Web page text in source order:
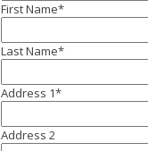
First Name*
Last Name*
Address 1*
Address 2